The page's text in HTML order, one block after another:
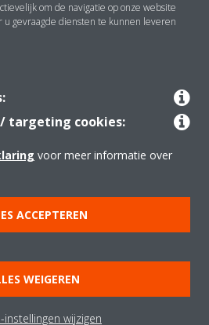
© Daikin
Cookieverklaring
Bedrijfsethiek
om de navigatie op onze website
u gevraagde diensten te kunnen leveren
targeting cookies:
voor meer informatie over
ACCEPTEREN
WEIGEREN
instellingen wijzigen